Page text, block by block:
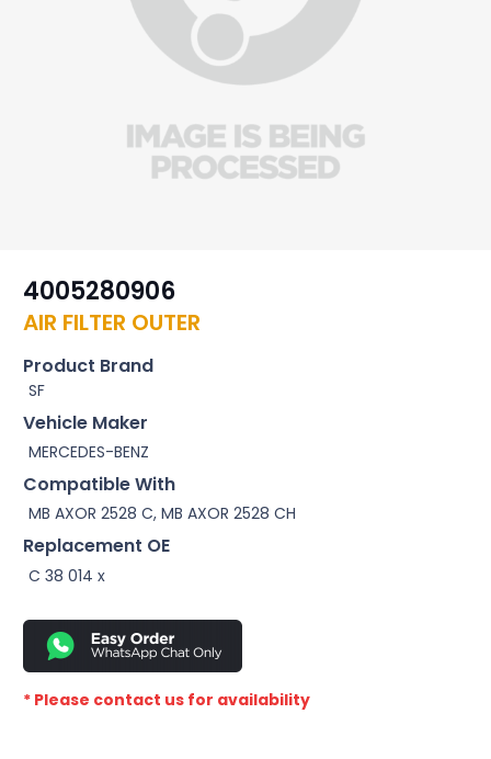
4005280906
AIR FILTER OUTER
Product Brand
SF
Vehicle Maker
MERCEDES-BENZ
Compatible With
MB AXOR 2528 C, MB AXOR 2528 CH
Replacement OE
C 38 014 x
* Please contact us for availability